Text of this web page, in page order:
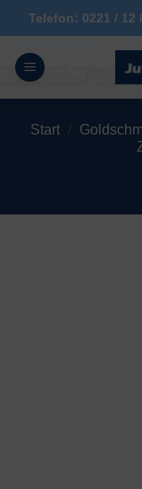
Zum
Inhalt
springen
Telefon: 0221 / 12
Start /